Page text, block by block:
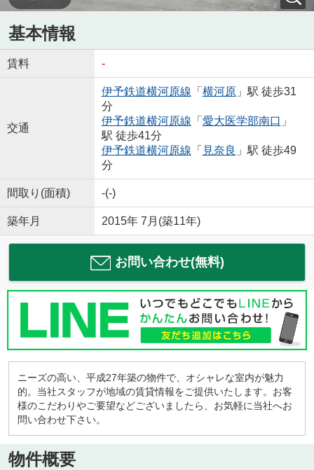
基本情報
賃料 -
交通
伊予鉄道横河原線 「 横河原」駅 徒歩31
分
伊予鉄道横河原線 「 愛大医学部南口 」
駅 徒歩41分
伊予鉄道横河原線 「 見奈良 」駅 徒歩49
分
間取り(面積) -(-)
築年月 2015年 7月(築11年)
お問い合わせ(無料)
ニーズの高い、平成27年築の物件で、オシャレな室内が魅力
的。当社スタッフが地域の賃貸情報をご提供いたします。お客
様のこだわりやご要望などございましたら、お気軽に当社へお
問い合わせ下さい。
物件概要